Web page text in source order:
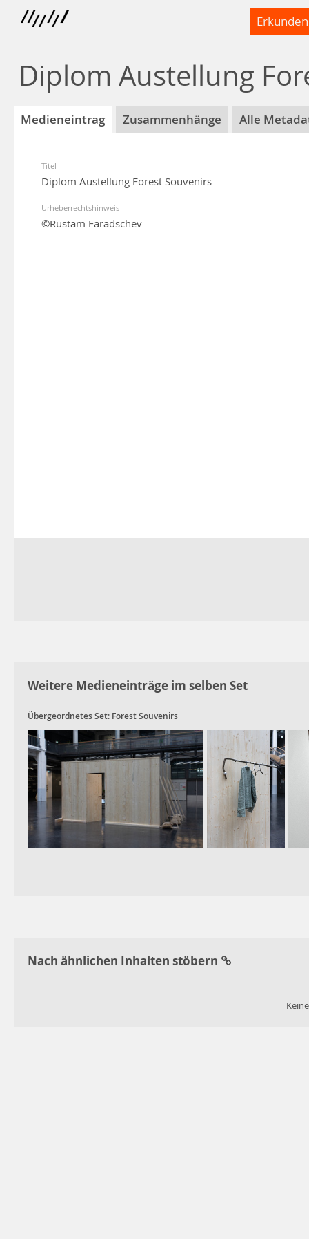
Erkunden
Diplom Austellung
Medieneintrag Zusammenhänge Alle
Titel
Diplom Austellung Forest Souvenirs
Urheberrechtshinweis
©Rustam Faradschev
Weitere Medieneinträge im selben Set
Übergeordnetes Set: Forest Souvenirs
Nach ähnlichen Inhalten stöbern